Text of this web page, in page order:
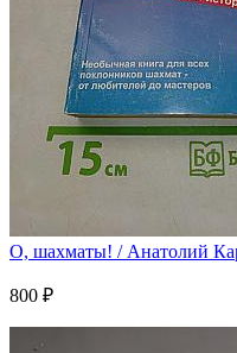
О, шахматы! / Анатолий
800 ₽